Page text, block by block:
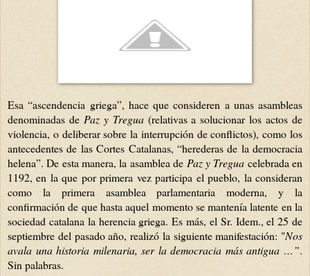
Esa “ascendencia griega”, hace que consideren a unas asambleas
denominadas de Paz y Tregua(relativas a solucionar los actos de
violencia, o deliberar sobre la interrupción de conflictos), como los
antecedentes de las Cortes Catalanas, “herederas de la democracia
helena”. De esta manera, la asamblea de Paz y Tregua celebrada en
1192, en la que por primera vez participa el pueblo, la consideran
como la primera asamblea parlamentaria moderna, y la
confirmación de que hasta aquel momento se mantenía latente en la
sociedad catalana la herencia griega. Es más, el Sr. Idem., el 25 de
septiembre del pasado año, realizó la siguiente manifestación: "Nos
avala una historia milenaria, ser la democracia más antigua …”.
Sin palabras.